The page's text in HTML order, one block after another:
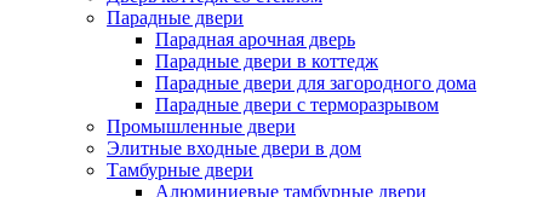
Парадные двери
Парадная арочная дверь
Парадные двери в коттедж
Парадные двери для загородного дома
Парадные двери с терморазрывом
Промышленные двери
Элитные входные двери в дом
Тамбурные двери
Алюминиевые тамбурные двери